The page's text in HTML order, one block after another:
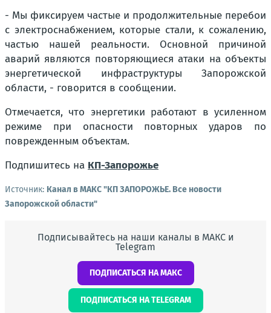
- Мы фиксируем частые и продолжительные перебои
с электроснабжением, которые стали, к сожалению,
частью нашей реальности. Основной причиной
аварий являются повторяющиеся атаки на объекты
энергетической инфраструктуры Запорожской
области, - говорится в сообщении.
Отмечается, что энергетики работают в усиленном
режиме при опасности повторных ударов по
поврежденным объектам.
Подпишитесь на КП-Запорожье
Источник: Канал в МАКС "КП ЗАПОРОЖЬЕ. Все новости
Запорожской области"
Подписывайтесь на наши каналы в МАКС и
Telegram
ПОДПИСАТЬСЯ НА МАКС
ПОДПИСАТЬСЯ НА TELEGRAM